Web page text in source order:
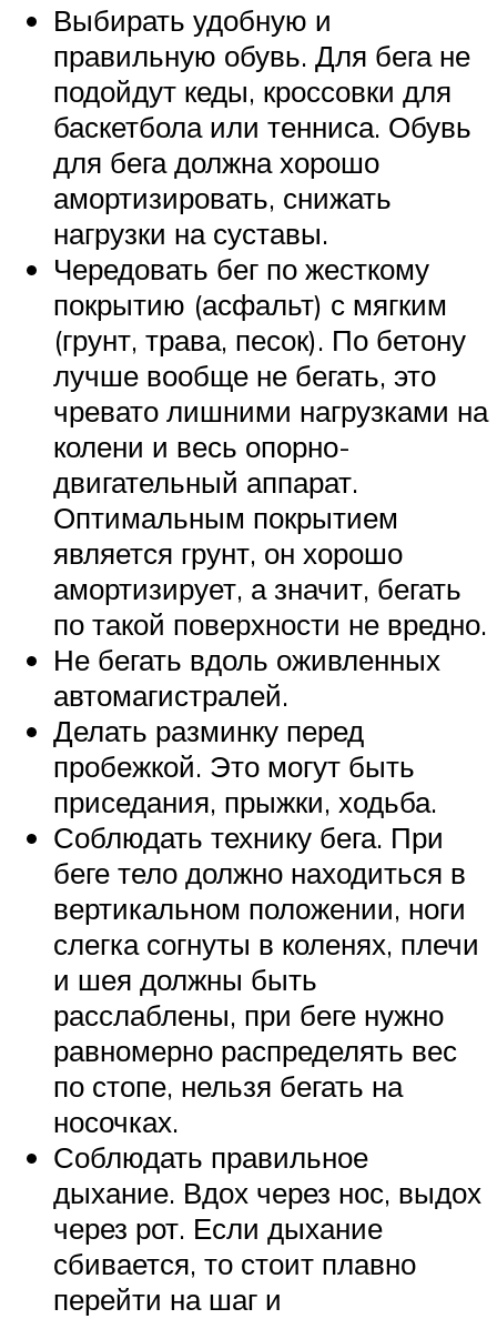
Выбирать удобную и
правильную обувь. Для бега не
подойдут кеды, кроссовки для
баскетбола или тенниса. Обувь
для бега должна хорошо
амортизировать, снижать
нагрузки на суставы.
Чередовать бег по жесткому
покрытию (асфальт) с мягким
(грунт, трава, песок). По бетону
лучше вообще не бегать, это
чревато лишними нагрузками на
колени и весь опорно-
двигательный аппарат.
Оптимальным покрытием
является грунт, он хорошо
амортизирует, а значит, бегать
по такой поверхности не вредно.
Не бегать вдоль оживленных
автомагистралей.
Делать разминку перед
пробежкой. Это могут быть
приседания, прыжки, ходьба.
Соблюдать технику бега. При
беге тело должно находиться в
вертикальном положении, ноги
слегка согнуты в коленях, плечи
и шея должны быть
расслаблены, при беге нужно
равномерно распределять вес
по стопе, нельзя бегать на
носочках.
Соблюдать правильное
дыхание. Вдох через нос, выдох
через рот. Если дыхание
сбивается, то стоит плавно
перейти на шаг и